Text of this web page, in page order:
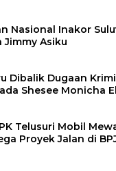
Nasional Inakor
Jimmy Asiku
Dibalik Dugaan
Shesee Monicha
Telusuri Mobil
Proyek Jalan di